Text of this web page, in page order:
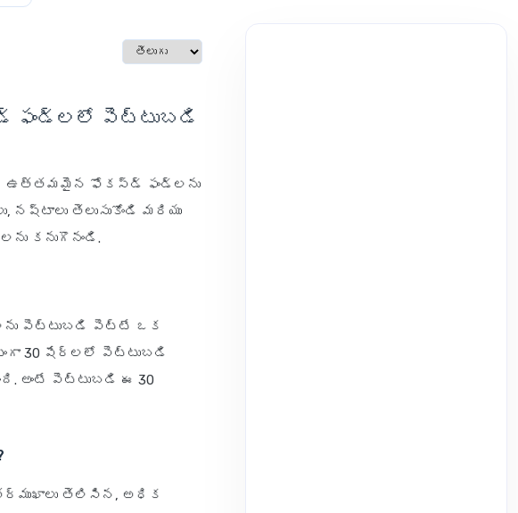
Select language
ఫండ్లలో పెట్టుబడి
ఉత్తమమైన ఫోకస్డ్ ఫండ్‌లను
తెలుసుకోండి మరియు
కనుగొనండి.
పెట్టుబడి పెట్టే ఒక
30 షేర్లలో పెట్టుబడి
పెట్టుబడి ఈ 30
తెలిసిన, అధిక